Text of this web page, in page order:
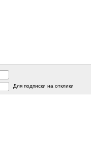
Для подписки на отклики